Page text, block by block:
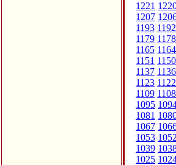
1221
1207
1193 1192
1179 1178
1165 1164
1151 1150
1137 1136
1123 1122
1109 1108
1095
1081
1067
1053 1052
1039
1025